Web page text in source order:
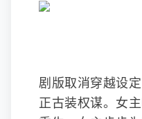
剧版取消穿越设
正古装权谋。女